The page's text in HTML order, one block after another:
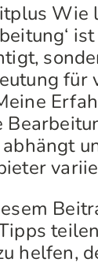
Wie
für
helfen,